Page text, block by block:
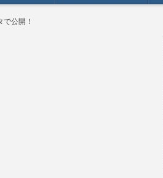
公開！